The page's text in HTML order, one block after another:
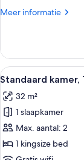
laden
Meer informatie
Meer
kamer,
queensize
Alle
foto's
voor
Standaard
kamer,
1
kingsize
2
Standaard kamer,
32 m²
1 slaapkamer
Max. aantal: 2
1 kingsize bed